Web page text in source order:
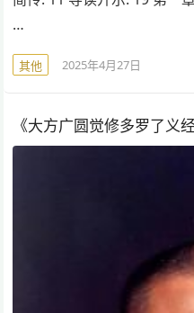
…
其他 2025年4月27日
《大方广圆觉修多罗了义